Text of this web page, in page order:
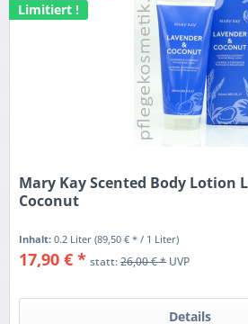
Limitiert !
Mary Kay Scented Body Lotion
Coconut
Inhalt:0.2 Liter(89,50 € * / 1 Liter)
17,90 € * statt:26,00 € *UVP
Details